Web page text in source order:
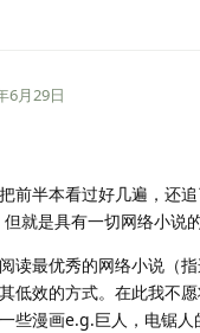
6月29日
前半本看过好几遍，还
就是具有一切网络小说
读最优秀的网络小说（
低效的方式。在此我不
些漫画e.g.巨人，电锯